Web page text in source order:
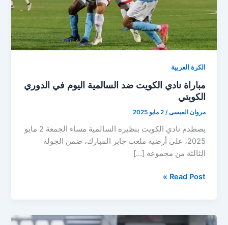
الكرة العربية
مباراة نادي الكويت ضد السالمية اليوم في الدوري
الكويتي
مروان العيسى/2 مايو 2025
يصطدم نادي الكويت بنظيره السالمية مساء الجمعة 2 مايو
2025، على أرضية ملعب جابر المبارك، ضمن الجولة
الثالثة من مجموعة […]
مباراة
ضد
Read Post »